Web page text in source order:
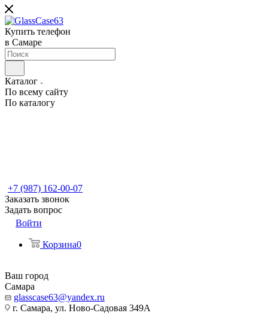
Купить телефон
в Самаре
Каталог
По всему сайту
По каталогу
+7 (987) 162-00-07
Заказать звонок
Задать вопрос
Войти
Корзина0
Ваш город
Самара
glasscase63@yandex.ru
г. Самара, ул. Ново-Садовая 349А